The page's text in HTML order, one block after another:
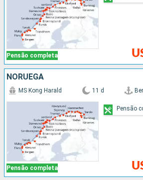
Pensão completa
NORUEGA
Pensão completa
MS Kong Harald 11 d
Pensão